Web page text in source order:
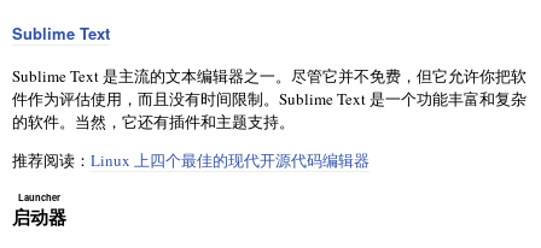
Sublime Text
Sublime Text 是主流的文本编辑器之一。尽管它并不免费，但它允许你把软
件作为评估使用，而且没有时间限制。Sublime Text 是一个功能丰富和复杂
的软件。当然，它还有插件和主题支持。
推荐阅读： Linux 上四个最佳的现代开源代码编辑器
启动器
Launcher